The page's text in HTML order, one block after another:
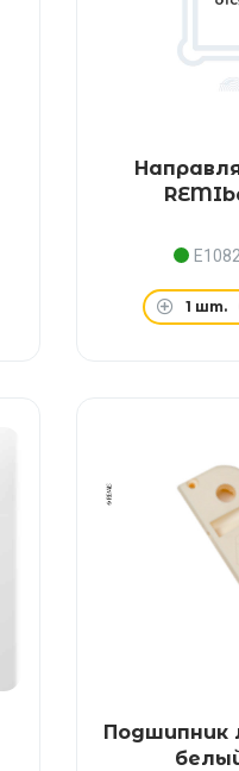
1 шт.
Подшипник